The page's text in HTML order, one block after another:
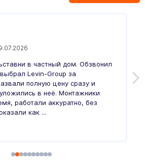
в частный дом. Обзвонил
Levin-Group за
полную цену сразу и
в неё. Монтажники
работали аккуратно, без
как ...